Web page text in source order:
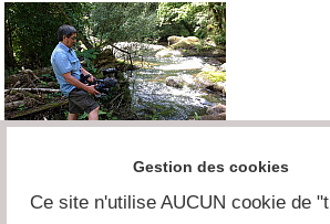
Accueil
RUBRIQUES
Agenda
Vidéos
Gestion des cookies
Ce site n'utilise AUCUN cookie de